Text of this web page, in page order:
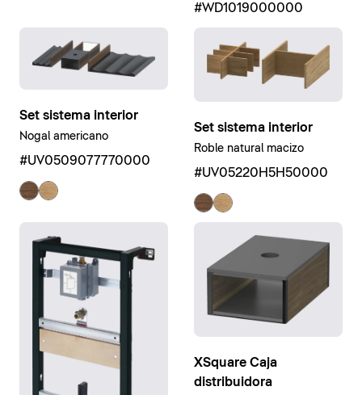
#WD1019000000
Set sistema interior
Nogal americano
#UV0509077770000
Set sistema interior
Roble natural macizo
#UV05220H5H50000
XSquare Caja
distribuidora